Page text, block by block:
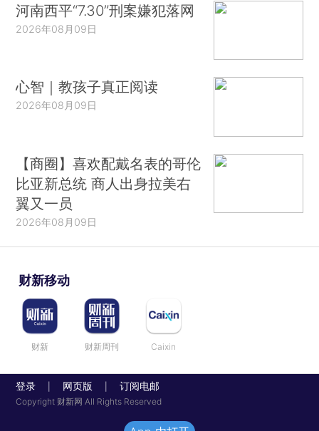
河南西平“7.30”刑案嫌犯落网
2026年08月09日
心智｜教孩子真正阅读
2026年08月09日
【商圈】喜欢配戴名表的哥伦
比亚新总统 商人出身拉美右
翼又一员
2026年08月09日
财新移动
财新 财新周刊 Caixin
登录 网页版 订阅电邮
Copyright 财新网 All Rights Reserved